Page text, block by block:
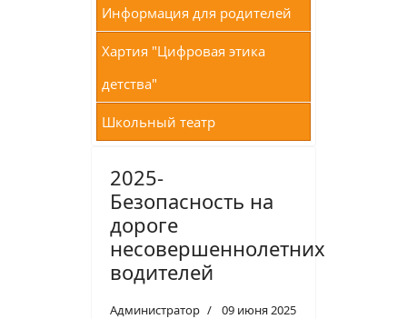
Информация для родителей
Хартия "Цифровая этика
детства"
Школьный театр
2025-
Безопасность на
дороге
несовершеннолетних
водителей
Администратор 09 июня 2025